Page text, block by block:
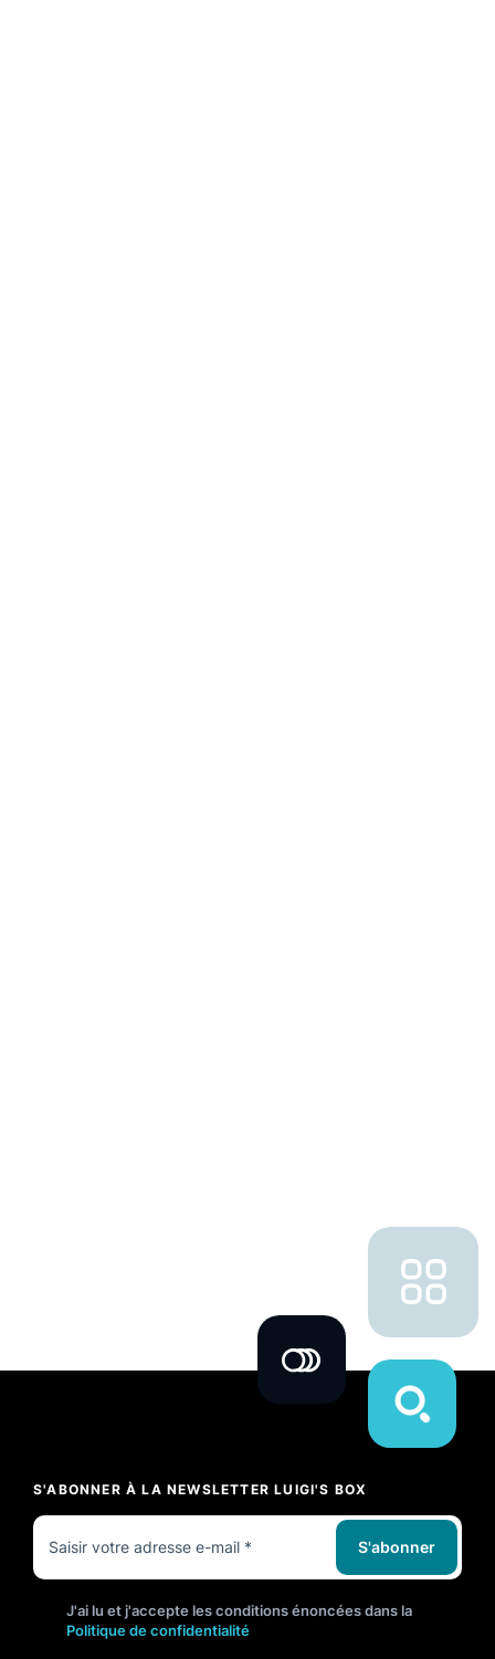
S'ABONNER À LA NEWSLETTER LUIGI'S BOX
S'abonner
J'ai lu et j'accepte les conditions énoncées dans la
Politique de confidentialité